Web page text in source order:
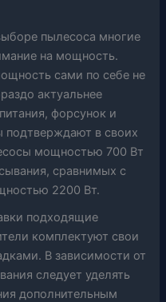
пылесоса многие
на мощность.
сами по себе не
актуальнее
форсунок и
подтверждают в своих
мощностью 700 Вт
сравнимых с
2200 Вт.
подходящие
комплектуют свои
В зависимости от
следует уделять
дополнительным